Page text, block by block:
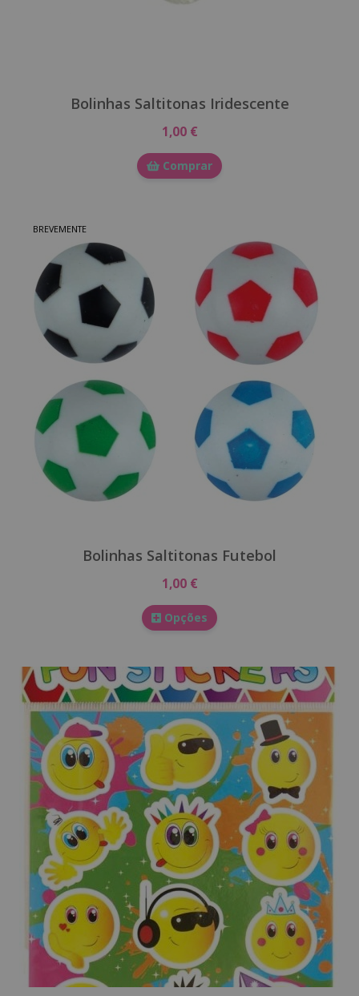
Bolinhas Saltitonas Iridescente
1,00 €
Comprar
BREVEMENTE
Bolinhas Saltitonas Futebol
1,00 €
Opções